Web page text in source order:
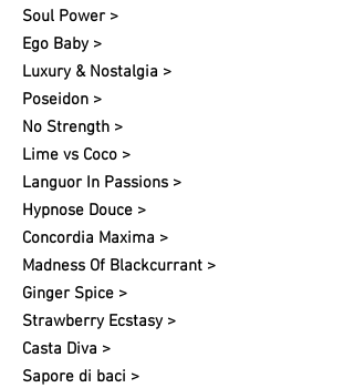
Soul Power >
Ego Baby >
Luxury & Nostalgia >
Poseidon >
No Strength >
Lime vs Coco >
Languor In Passions >
Hypnose Douce >
Concordia Maxima >
Madness Of Blackcurrant >
Ginger Spice >
Strawberry Ecstasy >
Casta Diva >
Sapore di baci >